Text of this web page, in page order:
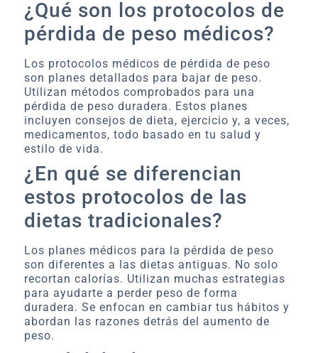
¿Qué son los protocolos de
pérdida de peso médicos?
Los protocolos médicos de pérdida de peso
son planes detallados para bajar de peso.
Utilizan métodos comprobados para una
pérdida de peso duradera. Estos planes
incluyen consejos de dieta, ejercicio y, a veces,
medicamentos, todo basado en tu salud y
estilo de vida.
¿En qué se diferencian
estos protocolos de las
dietas tradicionales?
Los planes médicos para la pérdida de peso
son diferentes a las dietas antiguas. No solo
recortan calorías. Utilizan muchas estrategias
para ayudarte a perder peso de forma
duradera. Se enfocan en cambiar tus hábitos y
abordan las razones detrás del aumento de
peso.